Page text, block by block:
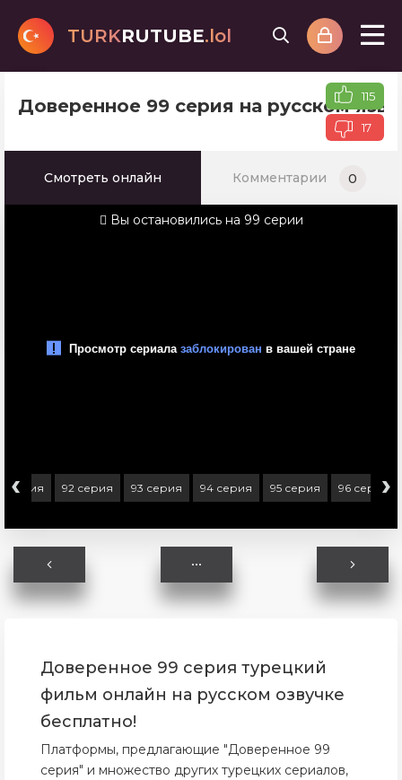
TURKRUTUBE.lol
Доверенное 99 серия на русском 115
17
Смотреть онлайн Комментарии 0
Вы остановились на 99 серии
‹
серия 92 серия 93 серия 94 серия 95 серия 96 серия
›
Доверенное 99 серия турецкий
фильм онлайн на русском озвучке
бесплатно!
Платформы, предлагающие "Доверенное 99
серия" и множество других турецких сериалов,